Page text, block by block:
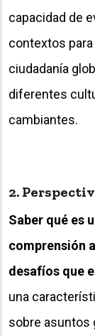
capacidad de
contextos
ciudadanía
diferentes
cambiantes.
2.
Saber qué es
comprensión
desafíos que
una
sobre asuntos